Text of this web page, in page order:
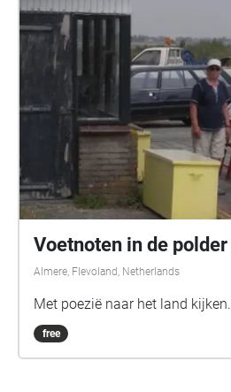
Voetnoten in de polder
Almere, Flevoland, Netherlands
Met poezië naar het land kijken.
free